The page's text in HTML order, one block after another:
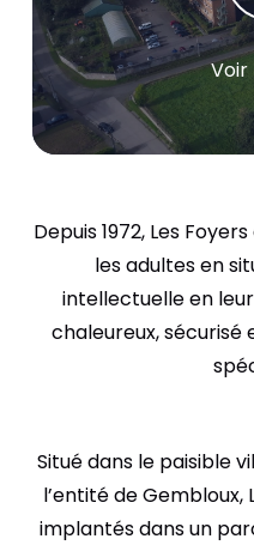
Voir
Depuis 1972, Les
les adultes en
intellectuelle en
chaleureux, sécurisé
Situé dans le paisible
l’entité de Gembloux,
implantés dans un